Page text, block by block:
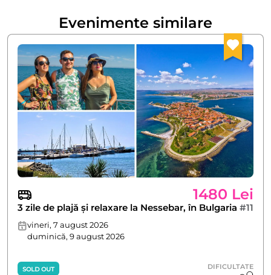
Evenimente similare
1480 Lei
3 zile de plajă și relaxare la Nessebar, în Bulgaria #11
vineri, 7 august 2026
duminică, 9 august 2026
SOLD OUT DIFICULTATE